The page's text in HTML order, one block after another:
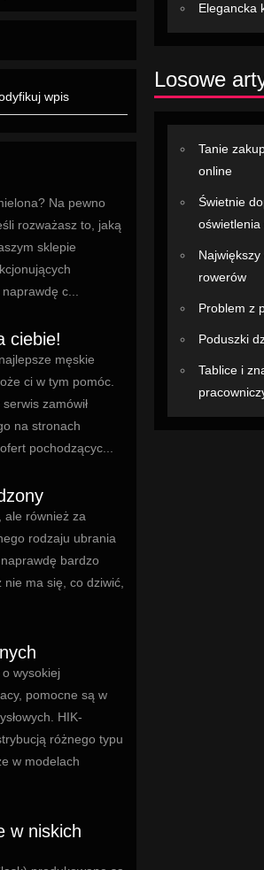
wpis
Na pewno
rozważasz to, jaką
sklepie
c...
ciebie!
męskie
ci w tym pomóc.
zamówił
na stronach
pochodzącyc...
ale również za
rodzaju ubrania
bardzo
ma się, co dziwić,
wysokiej
pomocne są w
HIK-
różnego typu
w modelach
w niskich
Elegancka
Losowe
Tanie
online
Świetnie
oświetlenia
rowerów
Problem z
Poduszki
Tablice i